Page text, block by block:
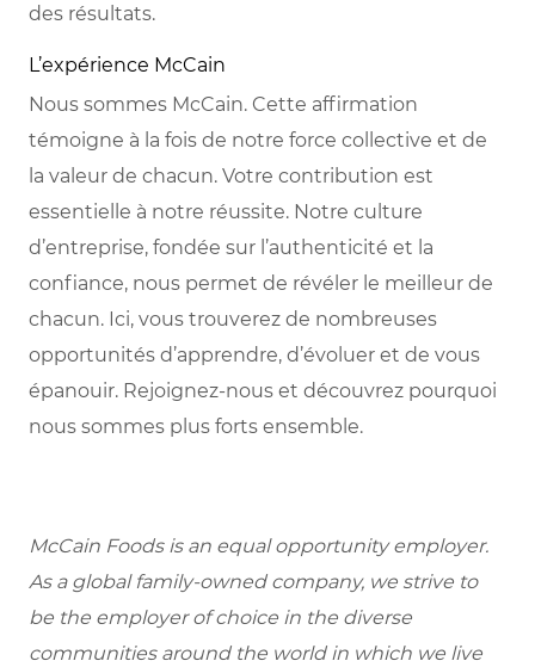
des résultats.
L’expérience McCain
Nous sommes McCain. Cette affirmation
témoigne à la fois de notre force collective et de
la valeur de chacun. Votre contribution est
essentielle à notre réussite. Notre culture
d’entreprise, fondée sur l’authenticité et la
confiance, nous permet de révéler le meilleur de
chacun. Ici, vous trouverez de nombreuses
opportunités d’apprendre, d’évoluer et de vous
épanouir. Rejoignez-nous et découvrez pourquoi
nous sommes plus forts ensemble.
McCain Foods is an equal opportunity employer.
As a global family-owned company, we strive to
be the employer of choice in the diverse
communities around the world in which we live